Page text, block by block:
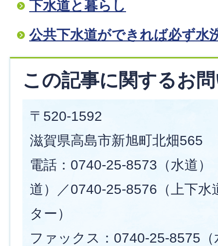
下水道と暮らし
公共下水道ができれば必ず水
この記事に関するお
〒520-1592
滋賀県高島市新旭町北畑565
電話：0740-25-8573（水道）
道）／0740-25-8576（上下水
ター）
ファックス：0740-25-8575